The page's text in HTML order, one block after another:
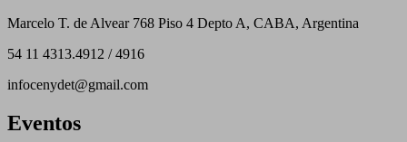
Marcelo T. de Alvear 768 Piso 4 Depto A, CABA, Argentina
54 11 4313.4912 / 4916
infocenydet@gmail.com
Eventos